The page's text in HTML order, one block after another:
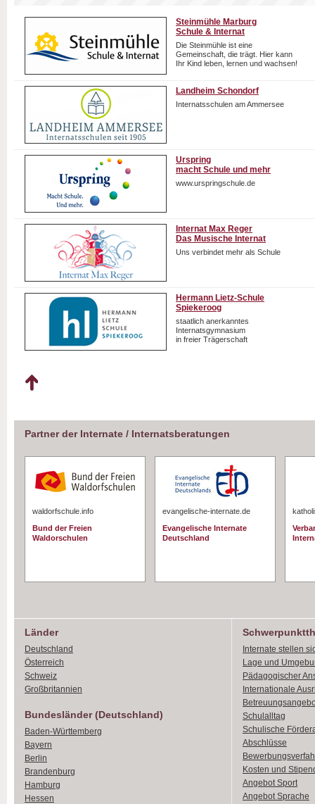
Steinmühle Marburg
Schule & Internat
Die Steinmühle ist eine
Gemeinschaft, die trägt. Hier kann
Ihr Kind leben, lernen und wachsen!
Landheim Schondorf
Internatsschulen am Ammersee
Urspring
macht Schule und mehr
www.urspringschule.de
Internat Max Reger
Das Musische Internat
Uns verbindet mehr als Schule
Hermann Lietz-Schule
Spiekeroog
staatlich anerkanntes
Internatsgymnasium
in freier Trägerschaft
Partner der Internate / Internatsberatungen
waldorfschule.info
Bund der Freien
Waldorschulen
evangelische-internate.de
Evangelische Internate
Deutschland
Länder
Deutschland
Österreich
Schweiz
Großbritannien
Bundesländer (Deutschland)
Baden-Württemberg
Bayern
Berlin
Brandenburg
Hamburg
Hessen
Internate stellen
Lage und
Pädagogischer
Internationale
Schulalltag
Schulische
Abschlüsse
Kosten und
Angebot Sport
Angebot Sprache